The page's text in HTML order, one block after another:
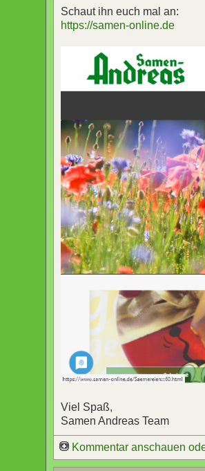
Schaut ihn euch mal an:
https://samen-online.de
Viel Spaß,
Samen Andreas Team
Kommentar anschauen